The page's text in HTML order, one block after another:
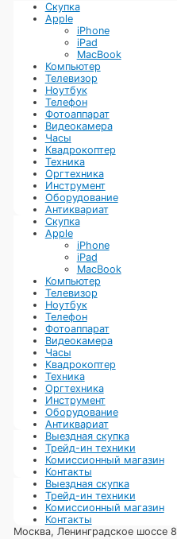
Скупка
Apple
iPhone
iPad
MacBook
Компьютер
Телевизор
Ноутбук
Телефон
Фотоаппарат
Видеокамера
Часы
Квадрокоптер
Техника
Оргтехника
Инструмент
Оборудование
Антиквариат
Скупка
Apple
iPhone
iPad
MacBook
Компьютер
Телевизор
Ноутбук
Телефон
Фотоаппарат
Видеокамера
Часы
Квадрокоптер
Техника
Оргтехника
Инструмент
Оборудование
Антиквариат
Выездная скупка
Трейд-ин техники
Комиссионный магазин
Контакты
Выездная скупка
Трейд-ин техники
Комиссионный магазин
Контакты
Москва, Ленинградское шоссе 8